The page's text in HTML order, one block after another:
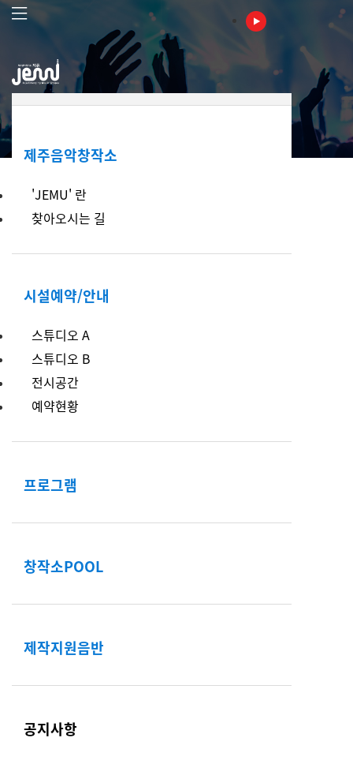
본
문
가
기
주
메제주음악창작소
'JEMU' 란
찾아오시는 길
시설예약/안내
스튜디오 A
스튜디오 B
전시공간
예약현황
프로그램
창작소POOL
제작지원음반
공지사항